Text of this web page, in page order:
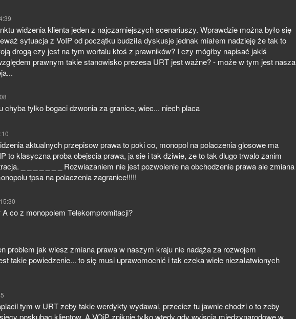
widzenia klienta jeden z najczarniejszych scenariuszy. Wprawdzie można było się
sytuacja z VoIP od początku budziła dyskusje jednak miałem nadzieję że tak to
drogą czy jest na tym wortalu ktoś z prawników? I czy mógłby napisać jakiś
prawnym takie stanowisko prezesa URT jest ważne? - może w tym jest nasza
chyba tylko bogaci dzwonia za granice, wiec... niech placa
aktualnych przepisow prawa to poki co, monopol na polaczenia glosowe ma
to klasyczna proba obejscia prawa, ja sie i tak dziwie, ze to tak dlugo trwalo zanim
_ _ _ _ _ _ _ Rozwiazaniem nie jest pozwolenie na obchodzenie prawa ale zmiana
tpsa na polaczenia zagranice!!!!!
co z monopolem Telekompromitacji?
problem jak wiesz zmiana prawa w naszym kraju nie nadąża za rozwojem
takie powiedzenie... to się musi uprawomocnić i tak czeka wiele niezałatwionych
tym w URT zeby takie werdykty wydawal, przeciez tu jawnie chodzi o to zeby
poskubac klientow. A VOiP zniknie tylko wtedy gdy wyjscia miedzynarodowe w